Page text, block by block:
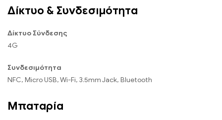
Δίκτυο & Συνδεσιμότητα
Δίκτυο Σύνδεσης
4G
Συνδεσιμότητα
NFC, Micro USB, Wi-Fi, 3.5mm Jack, Bluetooth
Μπαταρία